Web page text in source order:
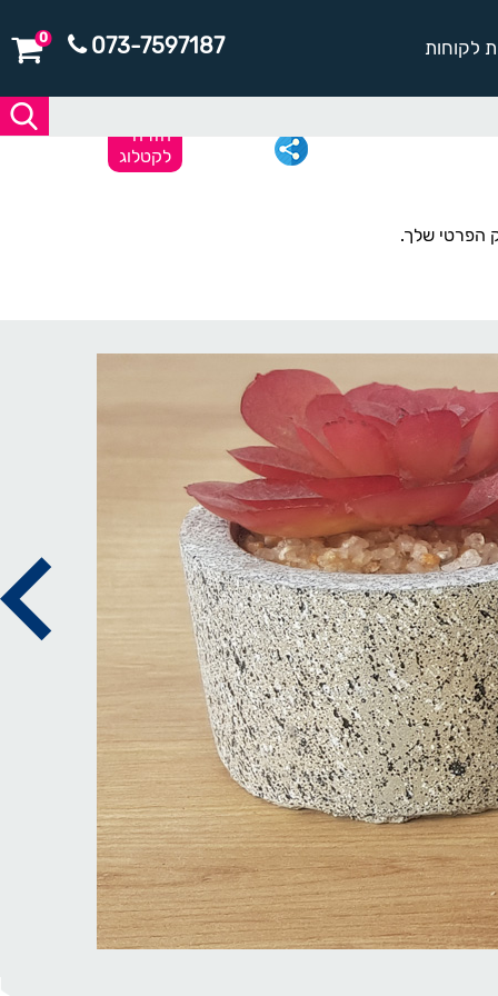
לקוחות 073-7597187
0
חזרה
לקטלוג
הפרטי שלך.